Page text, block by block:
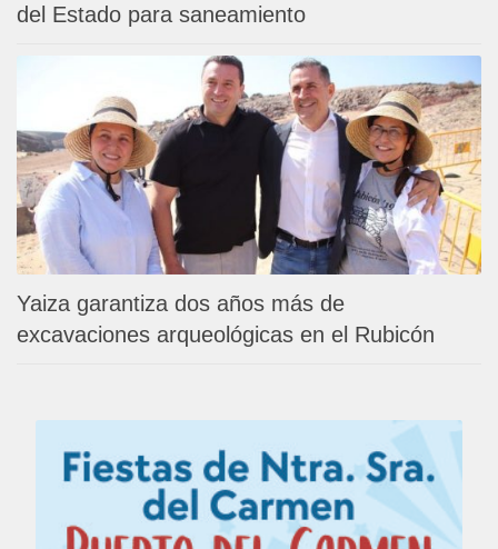
del Estado para saneamiento
Yaiza garantiza dos años más de
excavaciones arqueológicas en el Rubicón